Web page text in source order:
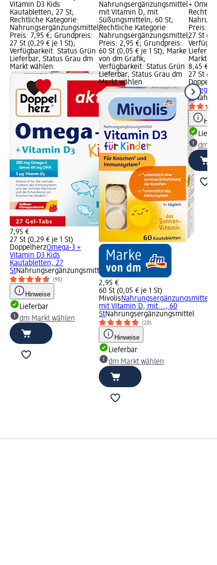
Vitamin D3 Kids
Kautabletten, 27 St;
Rechtliche Kategorie:
Nahrungsergänzungsmittel;
Preis: 7,95 €; Grundpreis:
27 St (0,29 € je 1 St);
Verfügbarkeit: Status Grün
Lieferbar, Status Grau dm
Markt wählen
7,95 €
27 St (0,29 € je 1 St)
DoppelherzOmega-3 +
Vitamin D3 Kids
Kautabletten, 27
StNahrungsergänzungsmittel
(95)
Hinweise
Lieferbar
dm Markt wählen
Nahrungsergänzungsmittel
mit Vitamin D, mit
Süßungsmitteln, 60 St;
Rechtliche Kategorie:
Nahrungsergänzungsmittel;
Preis: 2,95 €; Grundpreis:
60 St (0,05 € je 1 St); Marke
von dm Grafik;
Verfügbarkeit: Status Grün
Lieferbar, Status Grau dm
Markt wählen
2,95 €
60 St (0,05 € je 1 St)
MivolisNahrungsergänzungsmittel
mit Vitamin D, mit..., 60
StNahrungsergänzungsmittel
(20)
Hinweise
Lieferbar
dm Markt wählen
+
Preis:
27 St
Markt
8,45 €
27 St
Omega
St
dm